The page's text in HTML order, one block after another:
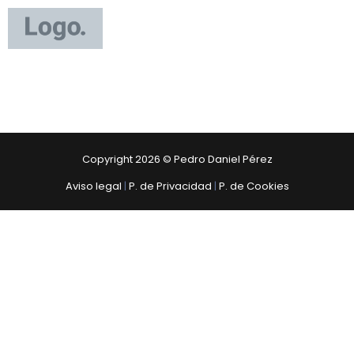
Tipos de
Copyright 2026 © Pedro Daniel Pérez
Aviso legal | P. de Privacidad | P. de Cookies